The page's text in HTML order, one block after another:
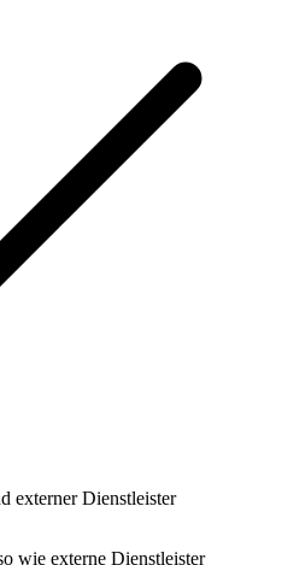
externer Dienstleister
wie externe Dienstleister